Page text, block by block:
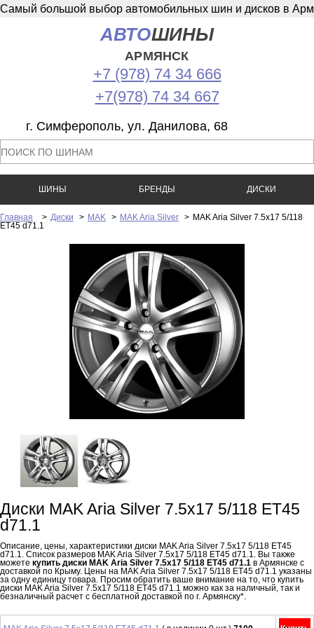
Самый большой выбор автомобильных шин и дисков в
АВТОШИНЫ
АРМЯНСК
+7 (978) 74 34 666
+7(978) 74 34 667
г. Симферополь, ул. Данилова, 68
ШИНЫ БРЕНДЫ ДИСКИ
Главная > Диски > MAK > MAK Aria Silver > MAK Aria Silver 7.5x17 5/118
ET45 d71.1
Диски MAK Aria Silver 7.5x17 5/118 ET45
d71.1
Описание, цены, характеристики диски MAK Aria Silver 7.5x17 5/118 ET45
d71.1. Список размеров MAK Aria Silver 7.5x17 5/118 ET45 d71.1. Вы также
можете купить диски MAK Aria Silver 7.5x17 5/118 ET45 d71.1 в Армянске с
доставкой по Крыму. Цены на MAK Aria Silver 7.5x17 5/118 ET45 d71.1 указаны
за одну единицу товара. Просим обратить ваше внимание на то, что купить
диски MAK Aria Silver 7.5x17 5/118 ET45 d71.1 можно как за наличный, так и
безналичный расчет с бесплатной доставкой по г. Армянску*.